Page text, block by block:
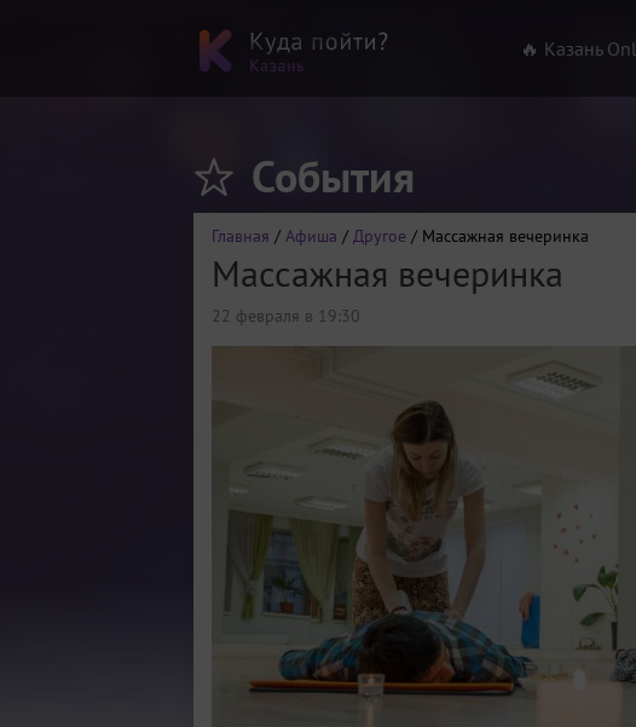
🔥 Казань
События
Главная / Афиша / Другое / Массажная вечеринка
Массажная вечеринка
22 февраля в 19:30